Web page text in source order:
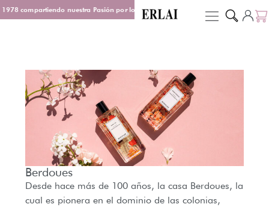
1978 compartiendo nuestra Pasión por los Perfumes Entrega en 48/72 h
Berdoues
Desde hace más de 100 años, la casa Berdoues, la
cual es pionera en el dominio de las colonias,